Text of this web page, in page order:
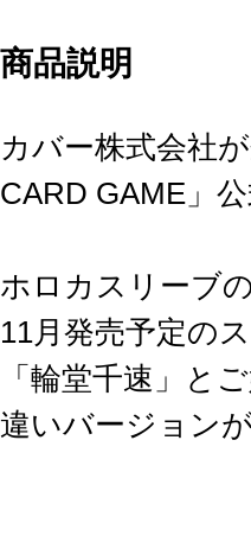
商品説明
カバー株式会社
CARD GAME」
ホロカスリーブ
11月発売予定の
「輪堂千速」と
違いバージョン